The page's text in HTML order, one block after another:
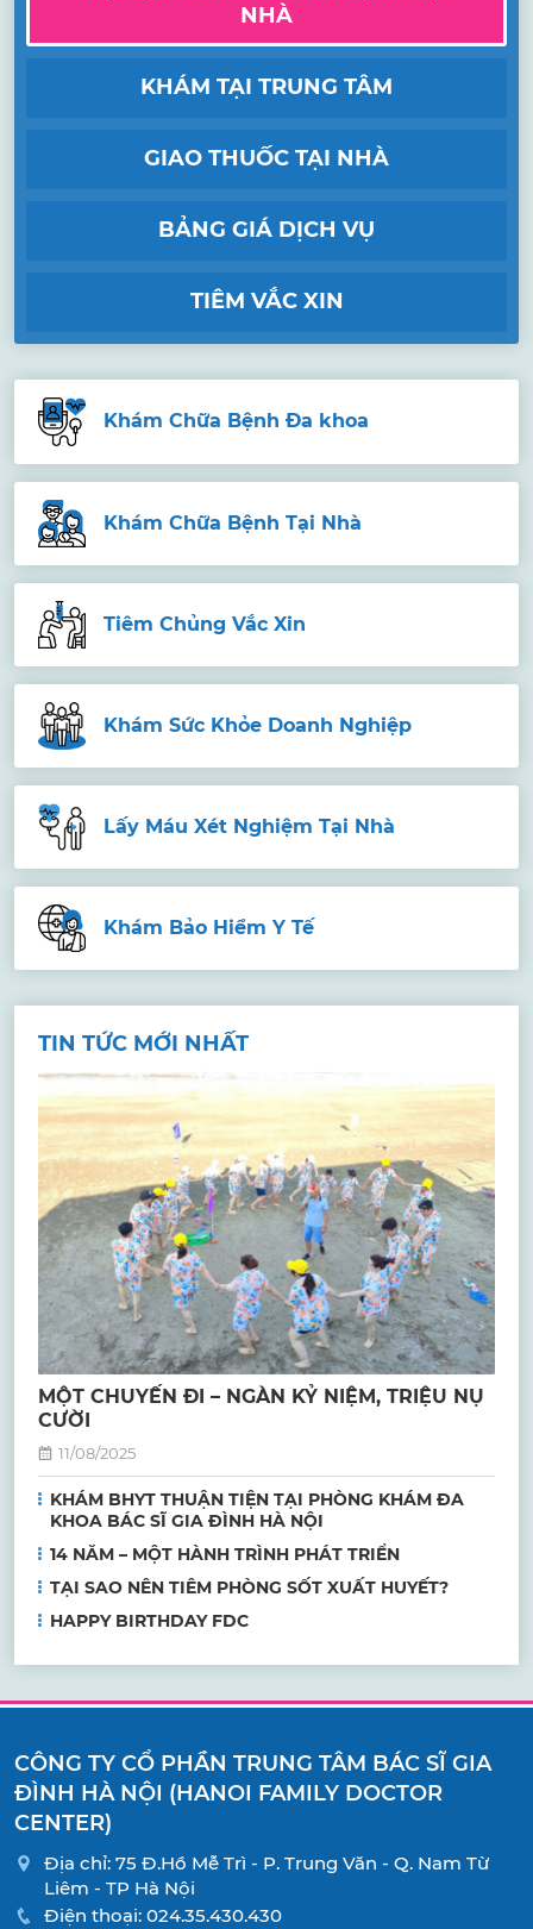
NHÀ
KHÁM TẠI TRUNG TÂM
GIAO THUỐC TẠI NHÀ
BẢNG GIÁ DỊCH VỤ
TIÊM VẮC XIN
Khám Chữa Bệnh Đa khoa
Khám Chữa Bệnh Tại Nhà
Tiêm Chủng Vắc Xin
Khám Sức Khỏe Doanh Nghiệp
Lấy Máu Xét Nghiệm Tại Nhà
Khám Bảo Hiểm Y Tế
TIN TỨC MỚI NHẤT
MỘT CHUYẾN ĐI – NGÀN KỶ NIỆM, TRIỆU NỤ
CƯỜI
11/08/2025
KHÁM BHYT THUẬN TIỆN TẠI PHÒNG KHÁM ĐA
KHOA BÁC SĨ GIA ĐÌNH HÀ NỘI
14 NĂM – MỘT HÀNH TRÌNH PHÁT TRIỂN
TẠI SAO NÊN TIÊM PHÒNG SỐT XUẤT HUYẾT?
HAPPY BIRTHDAY FDC
CÔNG TY CỔ PHẦN TRUNG TÂM BÁC SĨ GIA
ĐÌNH HÀ NỘI (HANOI FAMILY DOCTOR
CENTER)
Địa chỉ: 75 Đ.Hồ Mễ Trì - P. Trung Văn - Q. Nam Từ
Liêm - TP Hà Nội
Điện thoại: 024.35.430.430